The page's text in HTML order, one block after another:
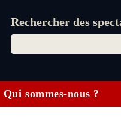
Rechercher des
Qui sommes-nous ?